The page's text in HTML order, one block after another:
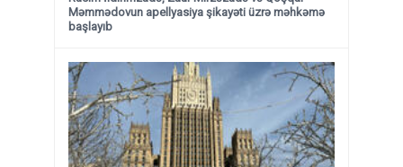
Məmmədovun apellyasiya şikayəti üzrə məhkəmə
başlayıb